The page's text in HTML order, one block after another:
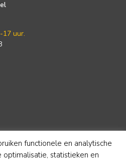
17 uur.
functionele en analytische
statistieken en